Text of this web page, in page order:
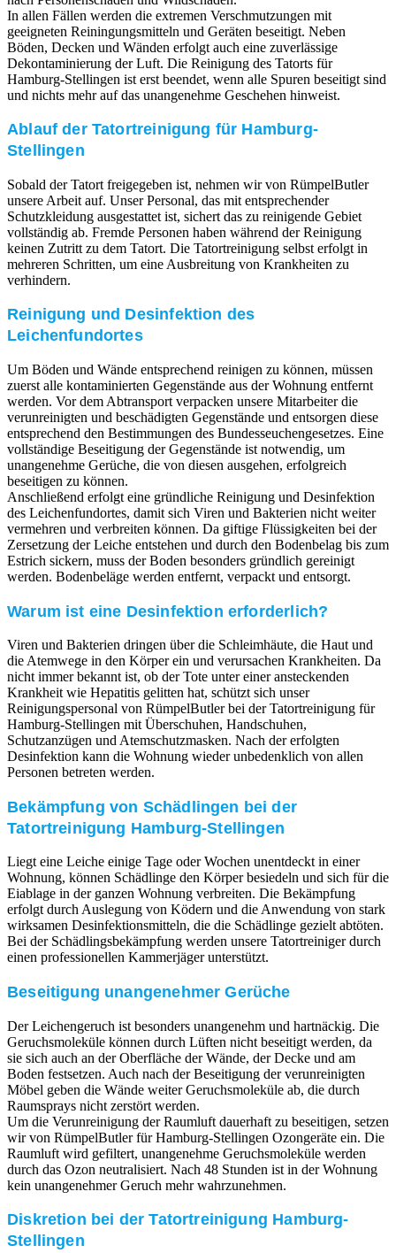
In allen Fällen werden die extremen Verschmutzungen mit
geeigneten Reiningungsmitteln und Geräten beseitigt. Neben
Böden, Decken und Wänden erfolgt auch eine zuverlässige
Dekontaminierung der Luft. Die Reinigung des Tatorts für
Hamburg-Stellingen ist erst beendet, wenn alle Spuren beseitigt sind
und nichts mehr auf das unangenehme Geschehen hinweist.
Ablauf der Tatortreinigung für Hamburg-
Stellingen
Sobald der Tatort freigegeben ist, nehmen wir von RümpelButler
unsere Arbeit auf. Unser Personal, das mit entsprechender
Schutzkleidung ausgestattet ist, sichert das zu reinigende Gebiet
vollständig ab. Fremde Personen haben während der Reinigung
keinen Zutritt zu dem Tatort. Die Tatortreinigung selbst erfolgt in
mehreren Schritten, um eine Ausbreitung von Krankheiten zu
verhindern.
Reinigung und Desinfektion des
Leichenfundortes
Um Böden und Wände entsprechend reinigen zu können, müssen
zuerst alle kontaminierten Gegenstände aus der Wohnung entfernt
werden. Vor dem Abtransport verpacken unsere Mitarbeiter die
verunreinigten und beschädigten Gegenstände und entsorgen diese
entsprechend den Bestimmungen des Bundesseuchengesetzes. Eine
vollständige Beseitigung der Gegenstände ist notwendig, um
unangenehme Gerüche, die von diesen ausgehen, erfolgreich
beseitigen zu können.
Anschließend erfolgt eine gründliche Reinigung und Desinfektion
des Leichenfundortes, damit sich Viren und Bakterien nicht weiter
vermehren und verbreiten können. Da giftige Flüssigkeiten bei der
Zersetzung der Leiche entstehen und durch den Bodenbelag bis zum
Estrich sickern, muss der Boden besonders gründlich gereinigt
werden. Bodenbeläge werden entfernt, verpackt und entsorgt.
Warum ist eine Desinfektion erforderlich?
Viren und Bakterien dringen über die Schleimhäute, die Haut und
die Atemwege in den Körper ein und verursachen Krankheiten. Da
nicht immer bekannt ist, ob der Tote unter einer ansteckenden
Krankheit wie Hepatitis gelitten hat, schützt sich unser
Reinigungspersonal von RümpelButler bei der Tatortreinigung für
Hamburg-Stellingen mit Überschuhen, Handschuhen,
Schutzanzügen und Atemschutzmasken. Nach der erfolgten
Desinfektion kann die Wohnung wieder unbedenklich von allen
Personen betreten werden.
Bekämpfung von Schädlingen bei der
Tatortreinigung Hamburg-Stellingen
Liegt eine Leiche einige Tage oder Wochen unentdeckt in einer
Wohnung, können Schädlinge den Körper besiedeln und sich für die
Eiablage in der ganzen Wohnung verbreiten. Die Bekämpfung
erfolgt durch Auslegung von Ködern und die Anwendung von stark
wirksamen Desinfektionsmitteln, die die Schädlinge gezielt abtöten.
Bei der Schädlingsbekämpfung werden unsere Tatortreiniger durch
einen professionellen Kammerjäger unterstützt.
Beseitigung unangenehmer Gerüche
Der Leichengeruch ist besonders unangenehm und hartnäckig. Die
Geruchsmoleküle können durch Lüften nicht beseitigt werden, da
sie sich auch an der Oberfläche der Wände, der Decke und am
Boden festsetzen. Auch nach der Beseitigung der verunreinigten
Möbel geben die Wände weiter Geruchsmoleküle ab, die durch
Raumsprays nicht zerstört werden.
Um die Verunreinigung der Raumluft dauerhaft zu beseitigen, setzen
wir von RümpelButler für Hamburg-Stellingen Ozongeräte ein. Die
Raumluft wird gefiltert, unangenehme Geruchsmoleküle werden
durch das Ozon neutralisiert. Nach 48 Stunden ist in der Wohnung
kein unangenehmer Geruch mehr wahrzunehmen.
Diskretion bei der Tatortreinigung Hamburg-
Stellingen